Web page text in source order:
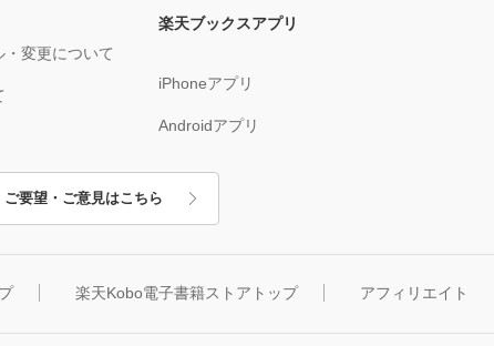
変更について
楽天ブックスアプリ
iPhoneアプリ
Androidアプリ
ご要望・ご意見はこちら
楽天Kobo電子書籍ストアトップ アフィリエイト